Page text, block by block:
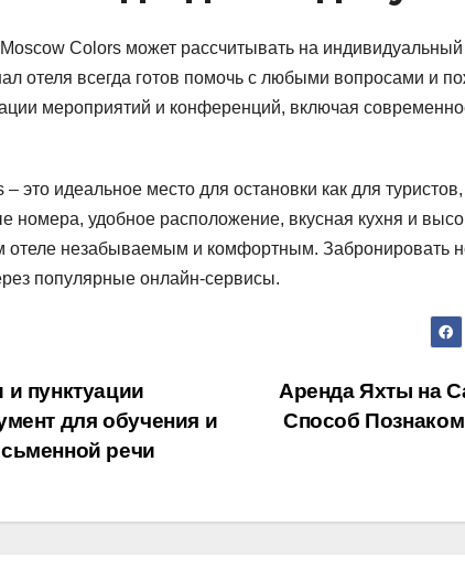
Colors может рассчитывать на
отеля всегда готов помочь с любыми вопросами и
мероприятий и конференций, включая
это идеальное место для остановки как для
номера, удобное расположение, вкусная кухня и
отеле незабываемым и комфортным. Забронировать
популярные онлайн-сервисы.
Аренда Яхты на
Способ
пунктуации
для обучения и
речи